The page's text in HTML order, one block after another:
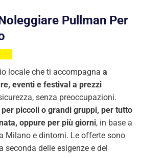
Pullman Per
locale che ti accompagna a
eventi e festival a prezzi
senza preoccupazioni.
piccoli o grandi gruppi, per tutto
oppure per più giorni, in base a
Milano e dintorni. Le offerte sono
delle esigenze e del